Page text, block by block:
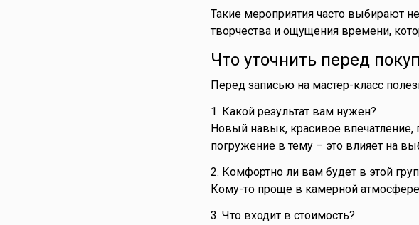
Такие мероприятия часто выбирают
творчества и ощущения времени,
Что уточнить перед
Перед записью на мастер-класс
1. Какой результат вам нужен?
Новый навык, красивое впечатление,
погружение в тему – это влияет на
2. Комфортно ли вам будет в этой
Кому-то проще в камерной
3. Что входит в стоимость?